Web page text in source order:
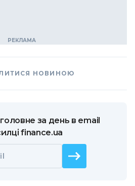
НОВИНОЮ
за день в email
finance.ua